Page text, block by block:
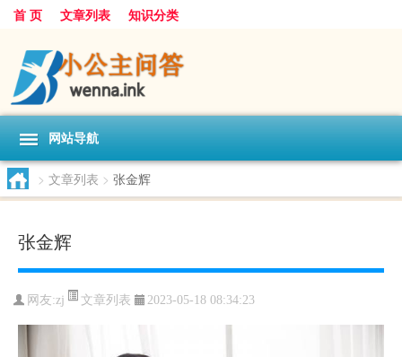
首 页 文章列表 知识分类
网站导航
> 文章列表 > 张金辉
张金辉
网友:zj 文章列表 2023-05-18 08:34:23